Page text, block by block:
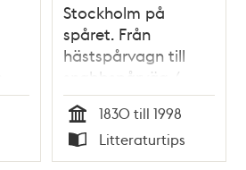
Stockholm på
spåret. Från
hästspårvagn till
snabbspårväg /
Thomas Lange (red.)
Tid
1830 till 1998
Typ
Litteraturtips